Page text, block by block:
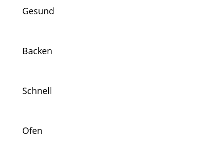
Gesund
Backen
Schnell
Ofen